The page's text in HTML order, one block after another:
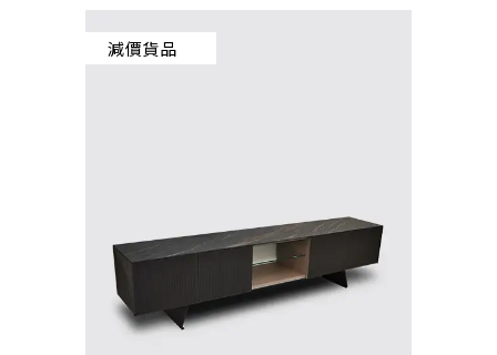
減價貨品